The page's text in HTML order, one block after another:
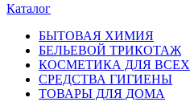
Каталог
БЫТОВАЯ ХИМИЯ
БЕЛЬЕВОЙ ТРИКОТАЖ
КОСМЕТИКА ДЛЯ ВСЕХ
СРЕДСТВА ГИГИЕНЫ
ТОВАРЫ ДЛЯ ДОМА